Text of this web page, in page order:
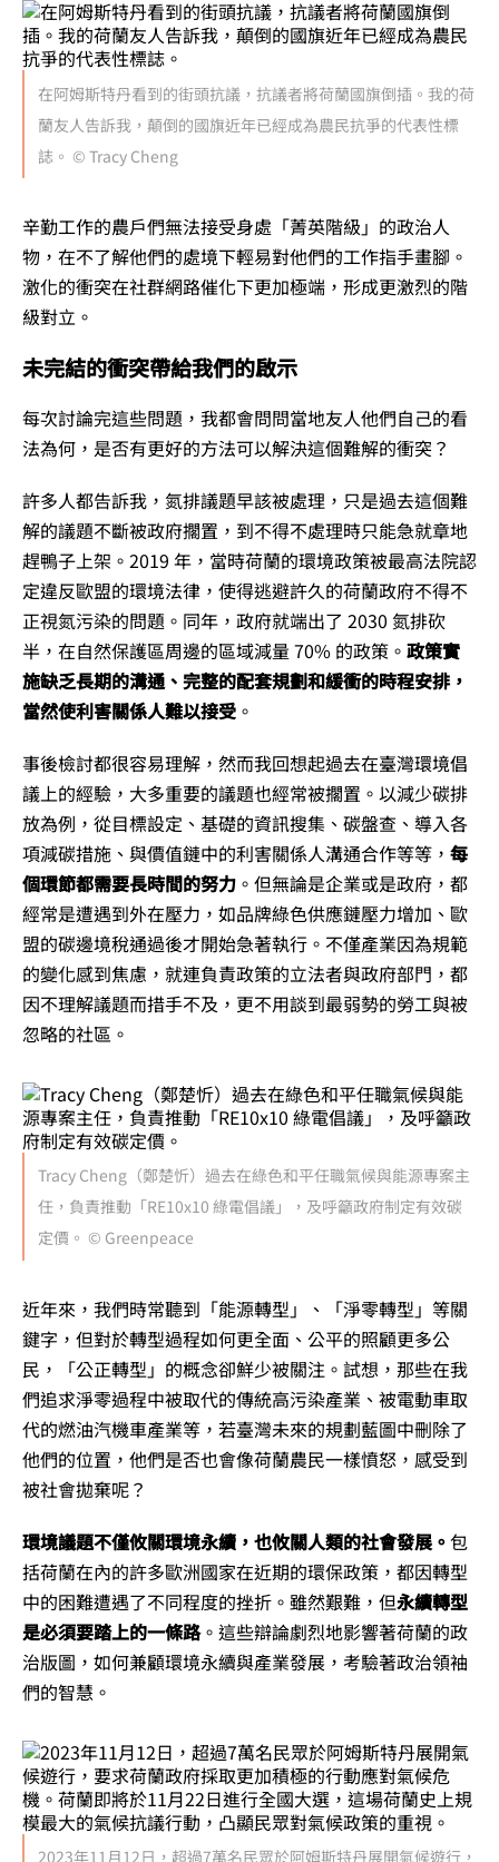
在阿姆斯特丹看到的街頭抗議，抗議者將荷蘭國旗倒插。我的荷
蘭友人告訴我，顛倒的國旗近年已經成為農民抗爭的代表性標
誌。 © Tracy Cheng
辛勤工作的農戶們無法接受身處「菁英階級」的政治人
物，在不了解他們的處境下輕易對他們的工作指手畫腳。
激化的衝突在社群網路催化下更加極端，形成更激烈的階
級對立。
未完結的衝突帶給我們的啟示
每次討論完這些問題，我都會問問當地友人他們自己的看
法為何，是否有更好的方法可以解決這個難解的衝突？
許多人都告訴我，氮排議題早該被處理，只是過去這個難
解的議題不斷被政府擱置，到不得不處理時只能急就章地
趕鴨子上架。2019 年，當時荷蘭的環境政策被最高法院認
定違反歐盟的環境法律，使得逃避許久的荷蘭政府不得不
正視氮污染的問題。同年，政府就端出了 2030 氮排砍
半，在自然保護區周邊的區域減量 70% 的政策。 政策實
施缺乏長期的溝通、完整的配套規劃和緩衝的時程安排，
當然使利害關係人難以接受 。
事後檢討都很容易理解，然而我回想起過去在臺灣環境倡
議上的經驗，大多重要的議題也經常被擱置。以減少碳排
放為例，從目標設定、基礎的資訊搜集、碳盤查、導入各
項減碳措施、與價值鏈中的利害關係人溝通合作等等， 每
個環節都需要長時間的努力 。但無論是企業或是政府，都
經常是遭遇到外在壓力，如品牌綠色供應鏈壓力增加、歐
盟的碳邊境稅通過後才開始急著執行。不僅產業因為規範
的變化感到焦慮，就連負責政策的立法者與政府部門，都
因不理解議題而措手不及，更不用談到最弱勢的勞工與被
忽略的社區。
Tracy Cheng（鄭楚忻）過去在綠色和平任職氣候與能源專案主
任，負責推動「RE10x10 綠電倡議」，及呼籲政府制定有效碳
定價。 © Greenpeace
近年來，我們時常聽到「能源轉型」、「淨零轉型」等關
鍵字，但對於轉型過程如何更全面、公平的照顧更多公
民，「公正轉型」的概念卻鮮少被關注。試想，那些在我
們追求淨零過程中被取代的傳統高污染產業、被電動車取
代的燃油汽機車產業等，若臺灣未來的規劃藍圖中刪除了
他們的位置，他們是否也會像荷蘭農民一樣憤怒，感受到
被社會拋棄呢？
環境議題不僅攸關環境永續，也攸關人類的社會發展。 包
括荷蘭在內的許多歐洲國家在近期的環保政策，都因轉型
中的困難遭遇了不同程度的挫折。雖然艱難，但永續轉型
是必須要踏上的一條路。這些辯論劇烈地影響著荷蘭的政
治版圖，如何兼顧環境永續與產業發展，考驗著政治領袖
們的智慧。
2023年11月12日，超過7萬名民眾於阿姆斯特丹展開氣候遊行，